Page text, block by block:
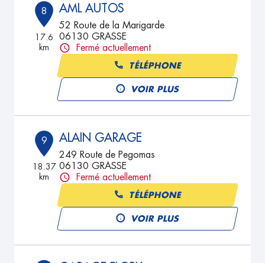
8
17.6
km
AML AUTOS
52 Route de la Marigarde
06130 GRASSE
Fermé actuellement
TÉLÉPHONE
VOIR PLUS
9
18.37
km
ALAIN GARAGE
249 Route de Pegomas
06130 GRASSE
Fermé actuellement
TÉLÉPHONE
VOIR PLUS